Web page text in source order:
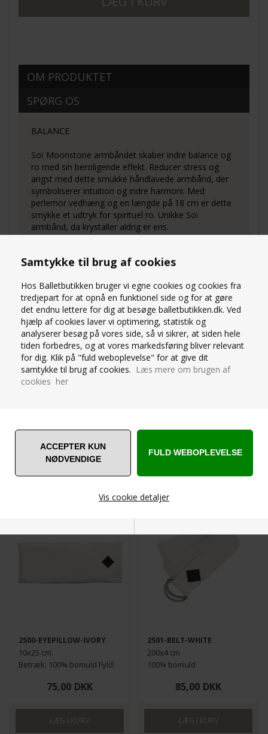
Samtykke til brug af cookies
Hos Balletbutikken bruger vi egne cookies og cookies fra
tredjepart for at opnå en funktionel side og for at gøre
det endnu lettere for dig at besøge balletbutikken.dk. Ved
hjælp af cookies laver vi optimering, statistik og
analyserer besøg på vores side, så vi sikrer, at siden hele
tiden forbedres, og at vores markedsføring bliver relevant
for dig. Klik på "fuld weboplevelse" for at give dit
samtykke til brug af cookies. Læs mere om brugen af
cookies her
Vis cookie detaljer
OM PRODUKTET
SPØRG OS
BALANCE
Soï Moonstone armbåndet skaber indre balance og
ro med sin beroligende effekt. Reducer stress og
angst med dette smukke håndlavede armbånd, der
symboliserer intuition og indre harmoni. Med
perlemor vedhæng og en længde på 18 cm er dette
smykke et udtryk for spirituel ro. Unikke Soï
armbånd, da krystaller aldrig er ens.
Kundeservice
+45 22860830
Leveringstid
1-2 dage
FRAGTFRI
til pakkeshop ved køb
over DKK 750
MATCH MED
SIMPLE DAYS
2500-EYEPILLOW-IVORY
10x25 cm.
Betræk: 100% bomuld Fyld:
75,00 DKK
ELFENBEN
2501-BELT-WHITE
200x4 cm
100% bomuld
85,00 DKK